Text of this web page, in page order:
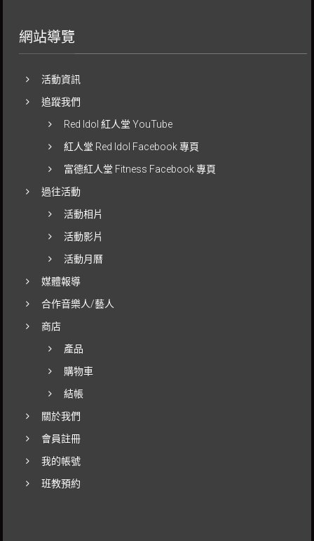
網站導覽
活動資訊
追蹤我們
Red Idol 紅人堂 YouTube
紅人堂 Red Idol Facebook 專頁
富德紅人堂 Fitness Facebook 專頁
過往活動
活動相片
活動影片
活動月曆
媒體報導
合作音樂人/藝人
商店
產品
購物車
結帳
關於我們
會員註冊
我的帳號
班教預約